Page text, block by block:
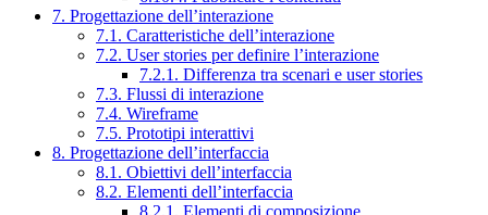
7. Progettazione dell’interazione
7.1. Caratteristiche dell’interazione
7.2. User stories per definire l’interazione
7.2.1. Differenza tra scenari e user stories
7.3. Flussi di interazione
7.4. Wireframe
7.5. Prototipi interattivi
8. Progettazione dell’interfaccia
8.1. Obiettivi dell’interfaccia
8.2. Elementi dell’interfaccia
8.2.1. Elementi di composizione